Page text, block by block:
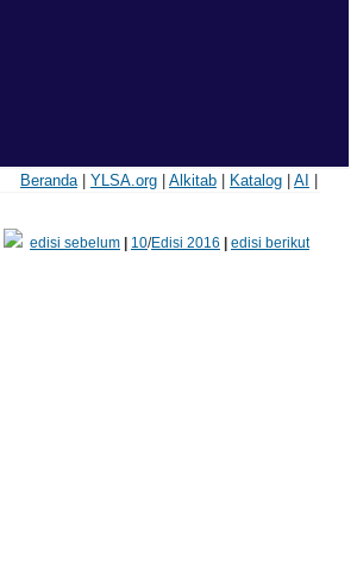
Beranda| YLSA.org| Alkitab| Katalog| AI
edisi sebelum| 10/Edisi 2016 edisi berikut